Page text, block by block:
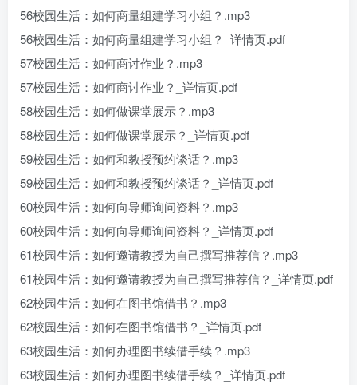
56校园生活：如何商量组建学习小组？.mp3
56校园生活：如何商量组建学习小组？_详情页.pdf
57校园生活：如何商讨作业？.mp3
57校园生活：如何商讨作业？_详情页.pdf
58校园生活：如何做课堂展示？.mp3
58校园生活：如何做课堂展示？_详情页.pdf
59校园生活：如何和教授预约谈话？.mp3
59校园生活：如何和教授预约谈话？_详情页.pdf
60校园生活：如何向导师询问资料？.mp3
60校园生活：如何向导师询问资料？_详情页.pdf
61校园生活：如何邀请教授为自己撰写推荐信？.mp3
61校园生活：如何邀请教授为自己撰写推荐信？_详情页.pdf
62校园生活：如何在图书馆借书？.mp3
62校园生活：如何在图书馆借书？_详情页.pdf
63校园生活：如何办理图书续借手续？.mp3
63校园生活：如何办理图书续借手续？_详情页.pdf